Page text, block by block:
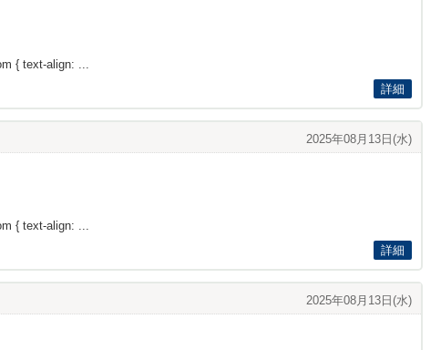
{ text-align: ...
詳細
2025年08月13日(水)
{ text-align: ...
詳細
2025年08月13日(水)